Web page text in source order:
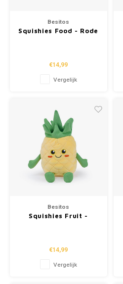
Besitos
Squishies Food - Rode
€14,99
Vergelijk
Besitos
Squishies Fruit -
€14,99
Vergelijk